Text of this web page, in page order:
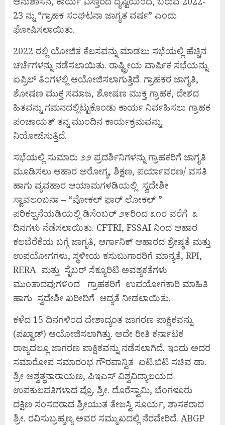
23 ನ್ನು “ಗ್ರಾಹಕ ಸಂಘಟನಾ ಜಾಗೃತ ವರ್ಷ” ಎಂದು
ಘೋಷಿಸಲಾಯಿತು.
2022 ರಲ್ಲಿ ಯೋಜಿತ ಕೆಲಸವನ್ನು ಮಾಡಲು ಸಭೆಯಲ್ಲಿ ಹೆಚ್ಚಿನ
ಚರ್ಚೆಗಳನ್ನು ನಡೆಸಲಾಯಿತು. ರಾಷ್ಟ್ರೀಯ ವಾರ್ಷಿಕ ಸಭೆಯನ್ನು
ಏಪ್ರಿಲ್ ತಿಂಗಳಲ್ಲಿ ಆಯೋಜಿಸಲಾಗುತ್ತಿದೆ. ಗ್ರಾಹಕರ ಜಾಗೃತಿ,
ಶೋಷಣ ಮುಕ್ತ ಸಮಾಜ, ಶೋಷಣ ಮುಕ್ತ ಗ್ರಾಹಕ, ದೇಶದ
ಹಿತವನ್ನು ಗಮನದಲ್ಲಿಟ್ಟುಕೊಂಡು ಕಾರ್ಯ ನಿರ್ವಹಿಸಲು ಗ್ರಾಹಕ
ಪಂಚಾಯತ್ ತನ್ನ ಮುಂದಿನ ಕಾರ್ಯಕ್ರಮವನ್ನು
ನಿಯೋಜಿಸುತ್ತಿದೆ.
ಸಭೆಯಲ್ಲಿ ಸುಮಾರು ೨೨ ಪ್ರದರ್ಶಿನಿಗಳನ್ನು ಗ್ರಾಹಕರಿಗೆ ಜಾಗೃತಿ
ಮೂಡಿಸಲು ಆಹಾರ ಅರೋಗ್ಯ, ಶಿಕ್ಷಣ, ಪರ್ಯಾವರಣ/ ವಸತಿ
ಹಾಗು ವ್ಯವಹಾರ ಆಯಾಮಗಳಡಿಯಲ್ಲಿ ಸ್ವದೇಶೀ
ಸ್ವಾವಲಂಬನಾ – “ವೋಕಲ್ ಫಾರ್ ಲೋಕಲ್ ”
ಪರಿಕಲ್ಪನೆಯಡಿಯಲ್ಲಿ ಡಿಸೆಂಬರ್ ೨೯ರಿಂದ ೩೧ರ ವರೆಗೆ ೩
ದಿನಗಳು ನೆಡೆಸಲಾಯಿತು. CFTRI, FSSAI ನಿಂದ ಆಹಾರ
ಕಲಬೆರೆಕೆಯ ಬಗ್ಗೆ ಜಾಗೃತಿ, ಆರ್ಗಾನಿಕ್ ಆಹಾರದ ಶ್ರೇಷ್ಠತೆ ಮತ್ತು
ಉಪಯೋಗಗಳು, ಸ್ಥಳೀಯ ಕಸುಬುಗಾರರಿಗೆ ಮಾನ್ಯತೆ, RPI,
RERA ಮತ್ತು ಸೈಬರ್ ಸೆಕ್ಯೂರಿಟಿ ಅವಶ್ಯಕತೆಗಳು
ಮುಂತಾದವುಗಳಿಂದ ಗ್ರಾಹಕರಿಗೆ ಉಪಯೋಗಕಾರಿ ಮಾಹಿತಿ
ಹಾಗು ಸ್ವದೇಶೀ ಖರೀದಿಗೆ ಆದ್ಯತೆ ನೀಡಲಾಯಿತು.
ಕಳೆದ 15 ದಿನಗಳಿಂದ ದೇಶಾದ್ಯಂತ ಜಾಗರಣ ಪಾಕ್ಷಿಕವನ್ನು
(ಪಖ್ವಾಡ್) ಆಯೋಜಿಸಲಾಗಿತ್ತು. ಅದೇ ರೀತಿ ಕರ್ನಾಟಕ
ರಾಜ್ಯದಲ್ಲೂ ಜಾಗರಣ ಪಾಕ್ಷಿಕವನ್ನು ನಡೆಸಲಾಗಿದೆ. ಇಂದು ಅದರ
ಸಮಾರೋಪ ಸಮಾರಂಭ ಗೌರವಾನ್ವಿತ ಐಟಿ.ಬಿಟಿ ಸಚಿವ ಡಾ.
ಶ್ರೀ ಅಶ್ವತ್ಥನಾರಾಯಣ, ಪಿಇಎಸ್ ವಿಶ್ವವಿದ್ಯಾಲಯದ
ಉಪಕುಲಪತಿಗಳಾದ ಪ್ರೊ. ಶ್ರೀ. ದೊರೆಸ್ವಾಮಿ, ಬೆಂಗಳೂರು
ದಕ್ಷಿಣ ಸಂಸದರಾದ ಶ್ರೀಯುತ ತೇಜಸ್ವಿ ಸೂರ್ಯ, ಶಾಸಕರಾದ
ಶ್ರೀ. ರವಿಸುಬ್ರಹ್ಮಣ್ಯ ಅವರ ಸಮ್ಮುಖದಲ್ಲಿ ನೆರವೇರಿದೆ. ABGP